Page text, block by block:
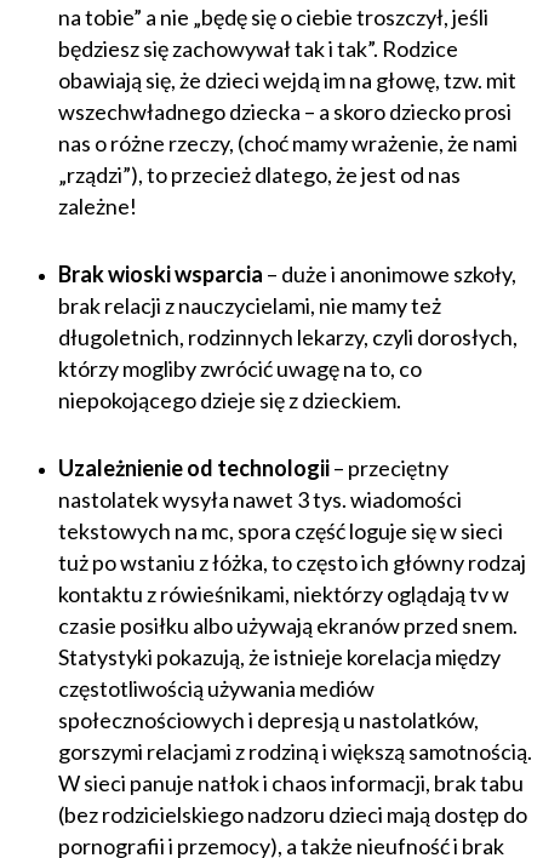
na tobie” a nie „będę się o ciebie troszczył, jeśli
będziesz się zachowywał tak i tak”. Rodzice
obawiają się, że dzieci wejdą im na głowę, tzw. mit
wszechwładnego dziecka – a skoro dziecko prosi
nas o różne rzeczy, (choć mamy wrażenie, że nami
„rządzi”), to przecież dlatego, że jest od nas
zależne!
Brak wioski wsparcia – duże i anonimowe szkoły,
brak relacji z nauczycielami, nie mamy też
długoletnich, rodzinnych lekarzy, czyli dorosłych,
którzy mogliby zwrócić uwagę na to, co
niepokojącego dzieje się z dzieckiem.
Uzależnienie od technologii– przeciętny
nastolatek wysyła nawet 3 tys. wiadomości
tekstowych na mc, spora część loguje się w sieci
tuż po wstaniu z łóżka, to często ich główny rodzaj
kontaktu z rówieśnikami, niektórzy oglądają tv w
czasie posiłku albo używają ekranów przed snem.
Statystyki pokazują, że istnieje korelacja między
częstotliwością używania mediów
społecznościowych i depresją u nastolatków,
gorszymi relacjami z rodziną i większą samotnością.
W sieci panuje natłok i chaos informacji, brak tabu
(bez rodzicielskiego nadzoru dzieci mają dostęp do
pornografii i przemocy), a także nieufność i brak